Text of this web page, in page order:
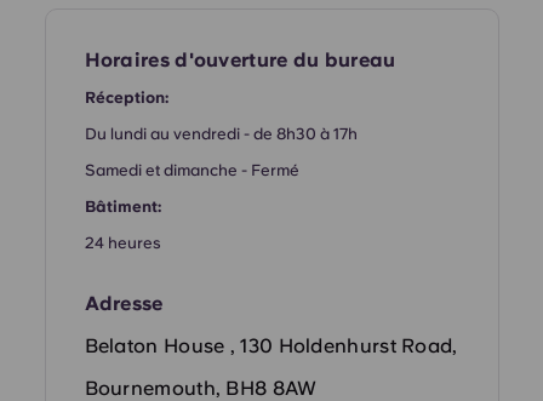
French
Portuguese
Horaires d'ouverture du bureau
Réception:
Du lundi au vendredi - de 8h30 à 17h
Samedi et dimanche - Fermé
Bâtiment:
24 heures
Adresse
Belaton House , 130 Holdenhurst Road,
Bournemouth, BH8 8AW